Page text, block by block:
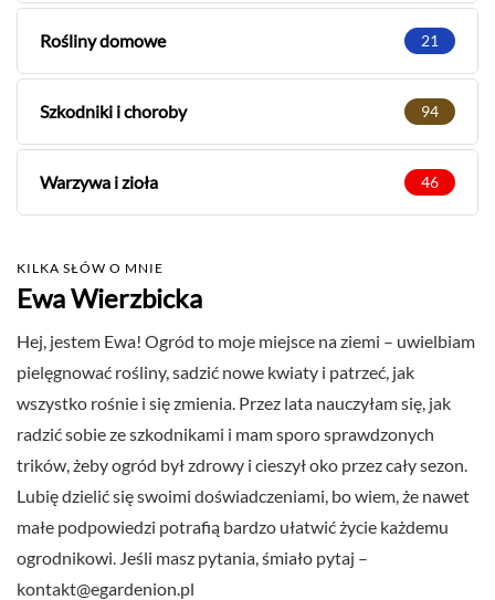
Rośliny domowe 21
Szkodniki i choroby 94
Warzywa i zioła 46
KILKA SŁÓW O MNIE
Ewa Wierzbicka
Hej, jestem Ewa! Ogród to moje miejsce na ziemi – uwielbiam
pielęgnować rośliny, sadzić nowe kwiaty i patrzeć, jak
wszystko rośnie i się zmienia. Przez lata nauczyłam się, jak
radzić sobie ze szkodnikami i mam sporo sprawdzonych
trików, żeby ogród był zdrowy i cieszył oko przez cały sezon.
Lubię dzielić się swoimi doświadczeniami, bo wiem, że nawet
małe podpowiedzi potrafią bardzo ułatwić życie każdemu
ogrodnikowi. Jeśli masz pytania, śmiało pytaj –
kontakt@egardenion.pl